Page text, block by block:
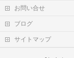
お問い合せ
ブログ
サイトマップ